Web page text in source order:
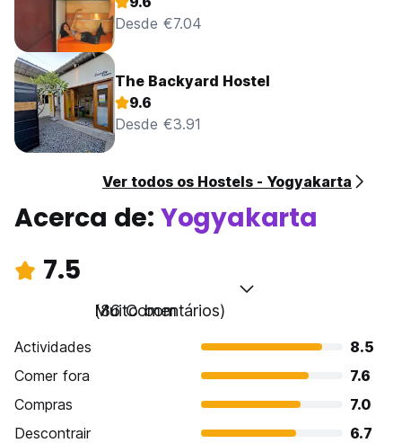
Desde €7.04
The Backyard Hostel
9.6
Desde €3.91
Ver todos os Hostels - Yogyakarta
Acerca de: Yogyakarta
7.5
Muito bom
(86 Comentários)
Actividades
8.5
Comer fora
7.6
Compras
7.0
Descontrair
6.7